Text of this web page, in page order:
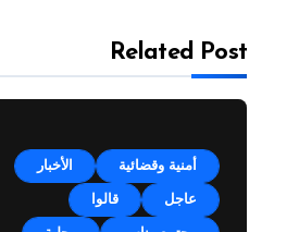
Related Post
أمنية وقضائية الأخبار
عاجل قالوا